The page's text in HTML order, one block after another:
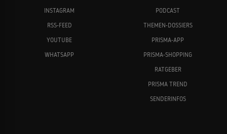
INSTAGRAM
RSS-FEED
YOUTUBE
WHATSAPP
PODCAST
THEMEN-DOSSIERS
PRISMA-APP
PRISMA-SHOPPING
RATGEBER
PRISMA TREND
SENDERINFOS